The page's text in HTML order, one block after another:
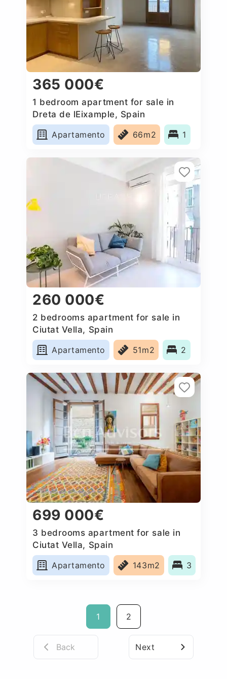
365 000€
1 bedroom apartment for sale in
Dreta de lEixample, Spain
Apartamento
66m2 1
260 000€
2 bedrooms apartment for sale in
Ciutat Vella, Spain
Apartamento
51m2 2
699 000€
3 bedrooms apartment for sale in
Ciutat Vella, Spain
Apartamento
143m2 3
1 2
Back Next